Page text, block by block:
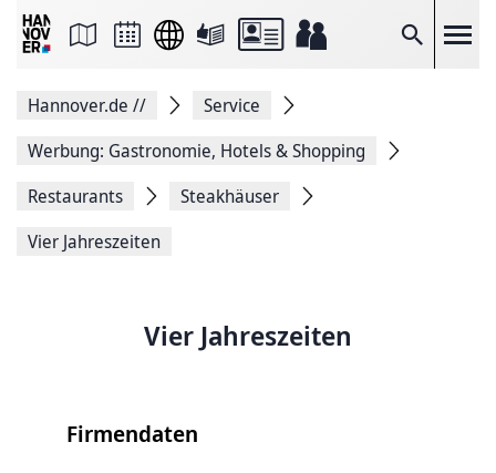
Suche
Seite
Facebook
teilen
Seitenlink
Seite
Hannover.de //
Service
Werbung: Gastronomie, Hotels & Shopping
Restaurants
Steakhäuser
Vier Jahreszeiten
Vier Jahreszeiten
Firmendaten